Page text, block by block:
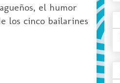
el humor
los cinco bailarines